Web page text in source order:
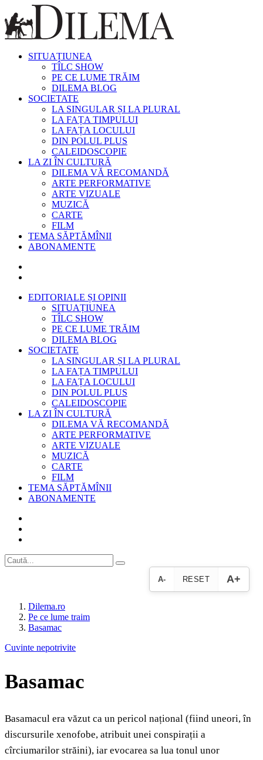
SITUAȚIUNEA
TÎLC SHOW
PE CE LUME TRĂIM
DILEMA BLOG
SOCIETATE
LA SINGULAR ȘI LA PLURAL
LA FAȚA TIMPULUI
LA FAȚA LOCULUI
DIN POLUL PLUS
CALEIDOSCOPIE
LA ZI ÎN CULTURĂ
DILEMA VĂ RECOMANDĂ
ARTE PERFORMATIVE
ARTE VIZUALE
MUZICĂ
CARTE
FILM
TEMA SĂPTĂMÎNII
ABONAMENTE
EDITORIALE ȘI OPINII
SITUAȚIUNEA
TÎLC SHOW
PE CE LUME TRĂIM
DILEMA BLOG
SOCIETATE
LA SINGULAR ȘI LA PLURAL
LA FAȚA TIMPULUI
LA FAȚA LOCULUI
DIN POLUL PLUS
CALEIDOSCOPIE
LA ZI ÎN CULTURĂ
DILEMA VĂ RECOMANDĂ
ARTE PERFORMATIVE
ARTE VIZUALE
MUZICĂ
CARTE
FILM
TEMA SĂPTĂMÎNII
ABONAMENTE
A- RESET A+
Dilema.ro
Pe ce lume traim
Basamac
Cuvinte nepotrivite
Basamac
Basamacul era văzut ca un pericol național (fiind uneori, în
discursurile xenofobe, atribuit unei conspirații a
cîrciumarilor străini), iar evocarea sa lua tonul unor